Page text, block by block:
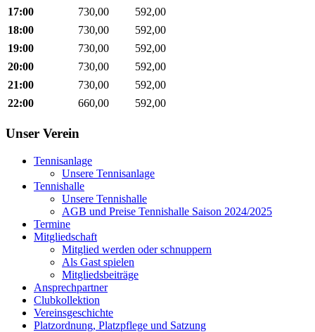
17:00
730,00
592,00
18:00
730,00
592,00
19:00
730,00
592,00
20:00
730,00
592,00
21:00
730,00
592,00
22:00
660,00 592,00
Unser Verein
Tennisanlage
Unsere Tennisanlage
Tennishalle
Unsere Tennishalle
AGB und Preise Tennishalle Saison 2024/2025
Termine
Mitgliedschaft
Mitglied werden oder schnuppern
Als Gast spielen
Mitgliedsbeiträge
Ansprechpartner
Clubkollektion
Vereinsgeschichte
Platzordnung, Platzpflege und Satzung